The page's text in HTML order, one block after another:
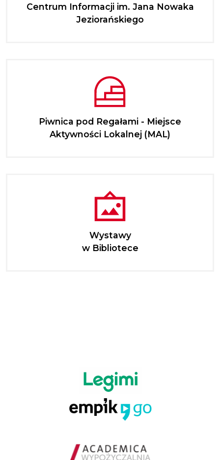
Centrum Informacji im. Jana Nowaka
Jeziorańskiego
Piwnica pod Regałami - Miejsce
Aktywności Lokalnej (MAL)
Wystawy
w Bibliotece